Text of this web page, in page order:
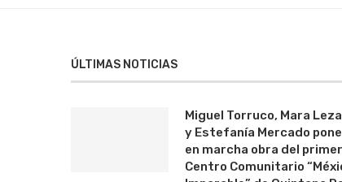
ÚLTIMAS NOTICIAS
Miguel Torruco, Mara
y Estefanía Mercado
en marcha obra del primer
Centro Comunitario